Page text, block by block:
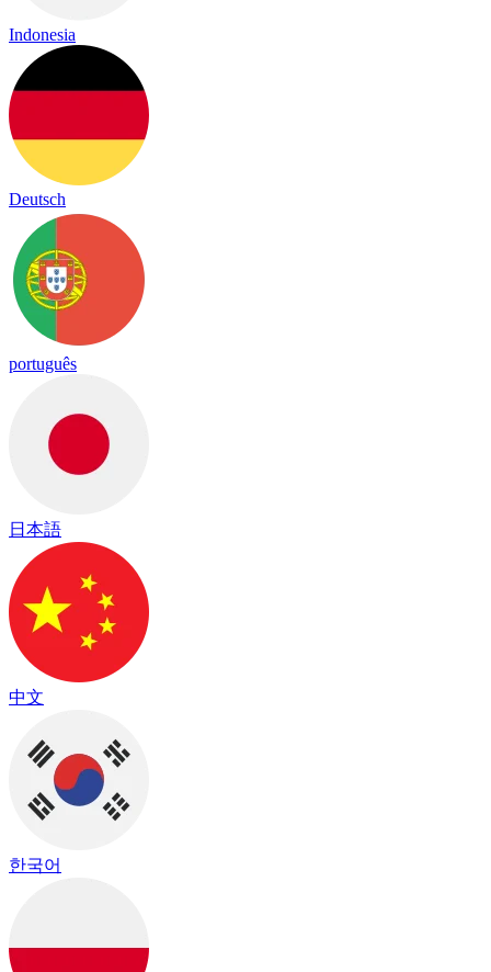
Indonesia
Deutsch
português
日本語
中文
한국어